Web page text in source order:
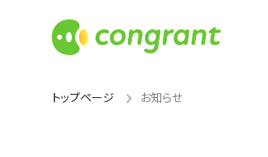
トップページ お知らせ